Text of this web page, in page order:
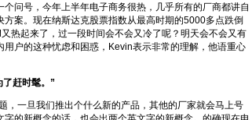
号，今年上半年电子商务很热，几乎所有的厂商都讲自
案。现在纳斯达克股票指数从最高时期的5000多点跌倒
热起来了，过一段时间会不会又冷了呢？明天会不会又有
户的这种忧虑和困惑，Kevin表示非常的理解，他语重心
了赶时髦。”
一旦我们推出个什么新的产品，其他的厂家就会马上号